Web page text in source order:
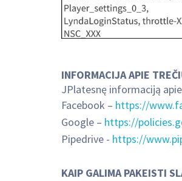
INFORMACIJA APIE
JPlatesnę informaciją
Facebook – https://
Google – https://
Pipedrive - https://
KAIP GALIMA PAKEISTI